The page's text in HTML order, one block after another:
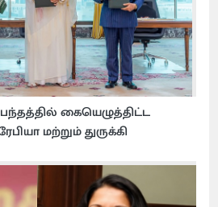
கையெழுத்திட்ட
மற்றும் துருக்கி